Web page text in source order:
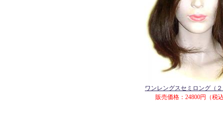
ワンレングスセミロング（
販売価格：24800円（税